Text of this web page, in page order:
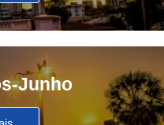
Junho